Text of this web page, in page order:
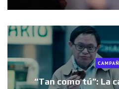
“Tan como tú”: La